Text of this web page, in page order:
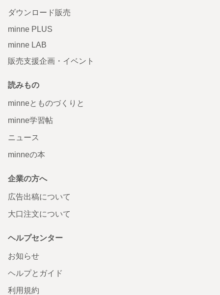
ダウンロード販売
minne PLUS
minne LAB
販売支援企画・イベント
読みもの
minneとものづくりと
minne学習帖
ニュース
minneの本
企業の方へ
広告出稿について
大口注文について
ヘルプセンター
お知らせ
ヘルプとガイド
利用規約